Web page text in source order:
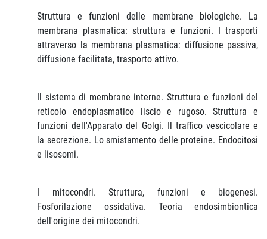
Struttura e funzioni delle membrane biologiche. La
membrana plasmatica: struttura e funzioni. I trasporti
attraverso la membrana plasmatica: diffusione passiva,
diffusione facilitata, trasporto attivo.
Il sistema di membrane interne. Struttura e funzioni del
reticolo endoplasmatico liscio e rugoso. Struttura e
funzioni dell'Apparato del Golgi. Il traffico vescicolare e
la secrezione. Lo smistamento delle proteine. Endocitosi
e lisosomi.
I mitocondri. Struttura, funzioni e biogenesi.
Fosforilazione ossidativa. Teoria endosimbiontica
dell'origine dei mitocondri.